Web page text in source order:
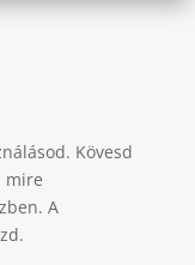
Kövesd
mire
A